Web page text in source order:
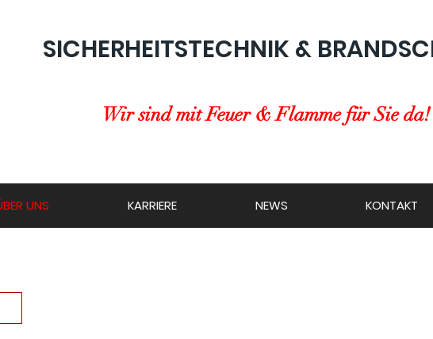
SICHERHEITSTECHNIK &
Wir sind mit Feuer & Flamme für Sie da!
UNS KARRIERE NEWS KONTAKT